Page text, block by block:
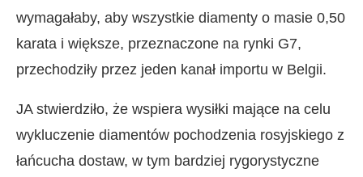
wymagałaby, aby wszystkie diamenty o masie 0,50
karata i większe, przeznaczone na rynki G7,
przechodziły przez jeden kanał importu w Belgii.
JA stwierdziło, że wspiera wysiłki mające na celu
wykluczenie diamentów pochodzenia rosyjskiego z
łańcucha dostaw, w tym bardziej rygorystyczne